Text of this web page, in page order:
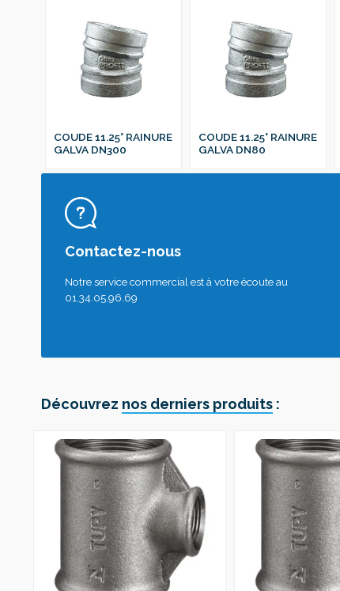
COUDE 11.25° RAINURE
GALVA DN300
COUDE 11.25° RAINURE
GALVA DN80
Contactez-nous
Notre service commercial est à votre écoute au
01.34.05.96.69
Découvrez nos derniers produits :